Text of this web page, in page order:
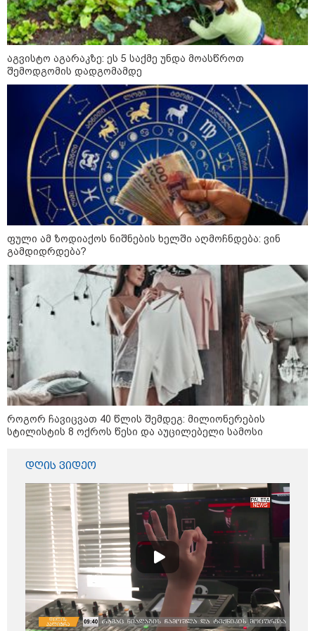
მაქსიმუმზეა - რა დგას ძვირფასი
ლითონის მკვეთრი გაძვირების
უკან?
უნცია ოქრო დღიურად 101
დოლარით გაძვირდა - რა ღირს
გრამი საქართველოში?
„ტურისტების შემცირების მთავარი
მიზეზი ალბათ, ის პრორუსული,
პროჩინური, პროირანული
12:46 / 07-08-2026
ოკუპირებულ აფხაზეთში საწვავის
აგვისტო აგარაკზე: ეს 5 საქმე უნდა მოასწროთ
შემოდგომის დადგომამდე
ფული ამ ზოდიაქოს ნიშნების ხელში აღმოჩნდება: ვინ
გამდიდრდება?
როგორ ჩავიცვათ 40 წლის შემდეგ: მილიონერების
სტილისტის 8 ოქროს წესი და აუცილებელი სამოსი
დღის ვიდეო